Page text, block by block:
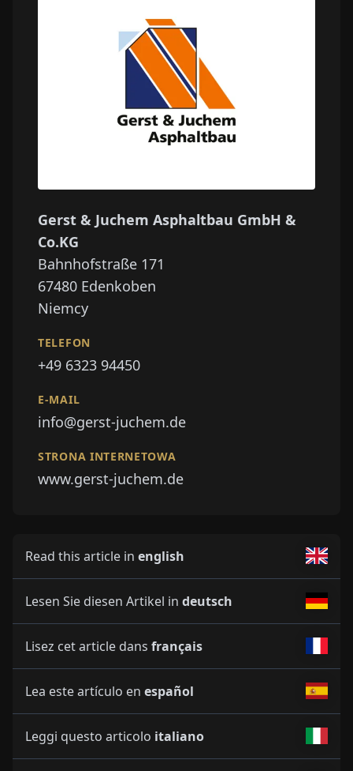
Gerst & Juchem Asphaltbau GmbH &
Co.KG
Bahnhofstraße 171
67480 Edenkoben
Niemcy
TELEFON
+49 6323 94450
E-MAIL
info@gerst-juchem.de
STRONA INTERNETOWA
www.gerst-juchem.de
Read this article in english
Lesen Sie diesen Artikel in deutsch
Lisez cet article dans français
Lea este artículo en español
Leggi questo articolo italiano